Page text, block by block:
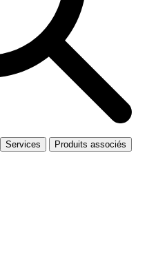
Services
Produits associés